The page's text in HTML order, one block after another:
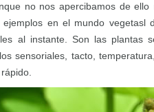
no nos apercibamos de
en el mundo vegetasl
al instante. Son las plantas
sensoriales, tacto,